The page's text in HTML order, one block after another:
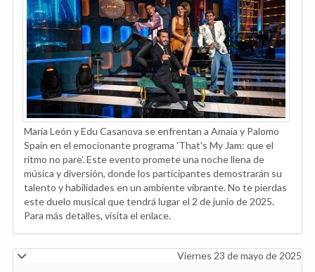
María León y Edu Casanova se enfrentan a Amaia y Palomo
Spain en el emocionante programa 'That's My Jam: que el
ritmo no pare'. Este evento promete una noche llena de
música y diversión, donde los participantes demostrarán su
talento y habilidades en un ambiente vibrante. No te pierdas
este duelo musical que tendrá lugar el 2 de junio de 2025.
Para más detalles, visita el enlace.
Viernes 23 de mayo de 2025